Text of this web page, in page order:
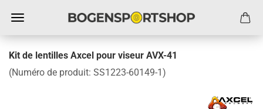
Kit de lentilles Axcel pour viseur AVX-41
(Numéro de produit: SS1223-60149-1)